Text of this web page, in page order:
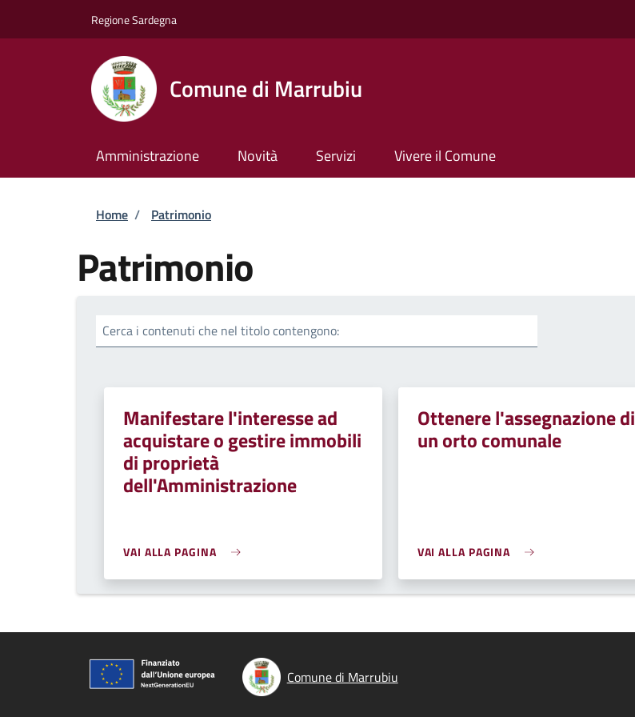
Regione Sardegna
Comune di Marrubiu
Amministrazione Novità Servizi Vivere il Comune
Briciole di pane
Home / Patrimonio
Patrimonio
Cerca i contenuti che nel titolo contengono:
Manifestare l'interesse ad
acquistare o gestire immobili
di proprietà
dell'Amministrazione
VAI ALLA PAGINA
Ottenere l'assegnazione di
un orto comunale
VAI ALLA PAGINA
Comune di Marrubiu